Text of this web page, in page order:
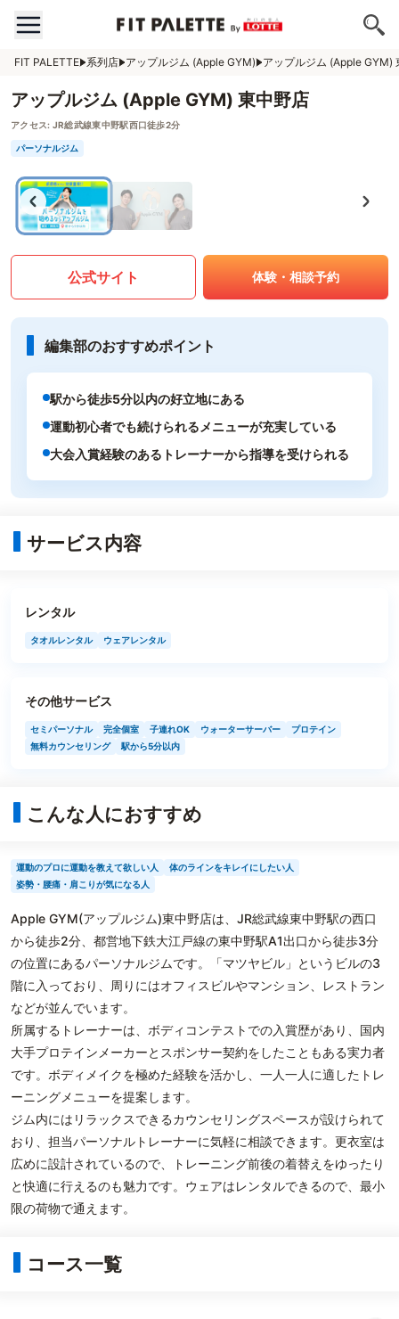
FIT PALETTE 系列店 アップルジム (Apple GYM) アップルジム (Apple GYM)
アップルジム (Apple GYM) 東中野店
アクセス: JR総武線東中野駅西口徒歩2分
パーソナルジム
公式サイト 体験・相談予約
編集部のおすすめポイント
駅から徒歩5分以内の好立地にある
運動初心者でも続けられるメニューが充実している
大会入賞経験のあるトレーナーから指導を受けられる
サービス内容
レンタル
タオルレンタル ウェアレンタル
その他サービス
セミパーソナル 完全個室 子連れOK ウォーターサーバー
プロテイン
無料カウンセリング
駅から5分以内
こんな人におすすめ
運動のプロに運動を教えて欲しい人
体のラインをキレイにしたい人
姿勢・腰痛・肩こりが気になる人
Apple GYM(アップルジム)東中野店は、JR総武線東中野駅の西口
から徒歩2分、都営地下鉄大江戸線の東中野駅A1出口から徒歩3分
の位置にあるパーソナルジムです。「マツヤビル」というビルの3
階に入っており、周りにはオフィスビルやマンション、レストラン
などが並んでいます。
所属するトレーナーは、ボディコンテストでの入賞歴があり、国内
大手プロテインメーカーとスポンサー契約をしたこともある実力者
です。ボディメイクを極めた経験を活かし、一人一人に適したトレ
ーニングメニューを提案します。
ジム内にはリラックスできるカウンセリングスペースが設けられて
おり、担当パーソナルトレーナーに気軽に相談できます。更衣室は
広めに設計されているので、トレーニング前後の着替えをゆったり
と快適に行えるのも魅力です。ウェアはレンタルできるので、最小
限の荷物で通えます。
コース一覧